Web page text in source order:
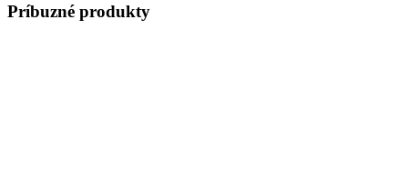
Príbuzné produkty